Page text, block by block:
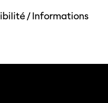
/Informations